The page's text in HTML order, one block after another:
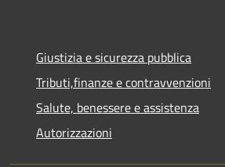
Giustizia e sicurezza pubblica
Tributi,finanze e contravvenzioni
Salute, benessere e assistenza
Autorizzazioni